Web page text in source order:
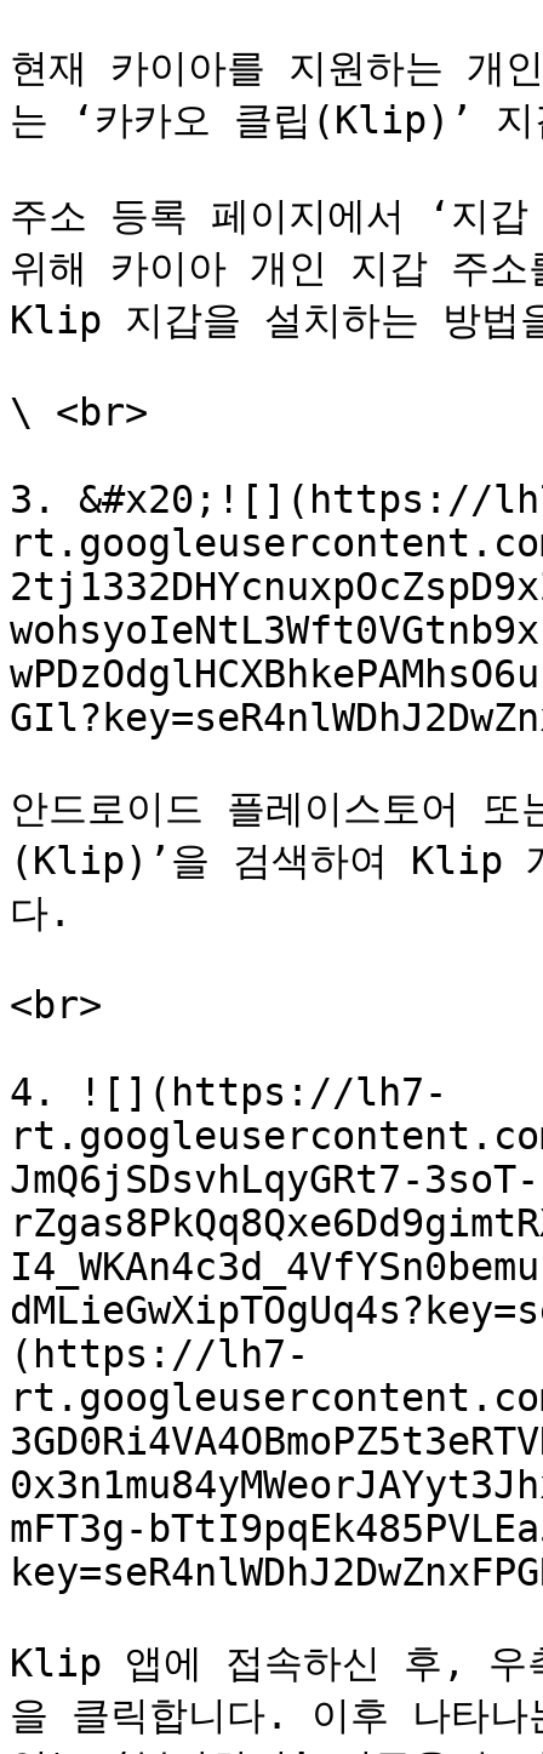
현재 카이아를 지원하는 개
는 ‘카카오 클립(Klip)’ 지
주소 등록 페이지에서 ‘지
위해 카이아 개인 지갑 주
Klip 지갑을 설치하는 방법
\ <br>
3. &#x20;![](https://
안드로이드 플레이스토어
(Klip)’을 검색하여 Klip
다.
<br>
4. ![](https://lh7-
JmQ6jSDsvhLqyGRt7-3soT-
(https://lh7-
mFT3g-
Klip 앱에 접속하신 후, 우
을 클릭합니다. 이후 나타